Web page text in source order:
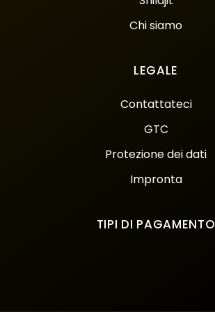
Chi siamo
LEGALE
Contattateci
GTC
Protezione dei dati
Impronta
TIPI DI PAGAMENTO